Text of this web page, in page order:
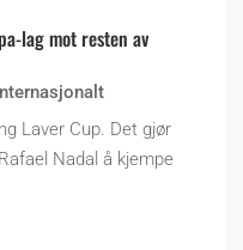
lag mot resten av
Laver Cup. Det gjør
Nadal å kjempe